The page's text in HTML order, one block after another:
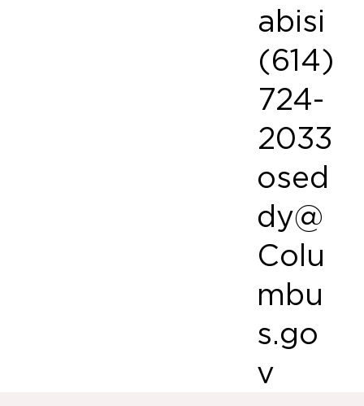
abisi
(614)
724-
2033
osed
dy@
Colu
mbu
s.go
v